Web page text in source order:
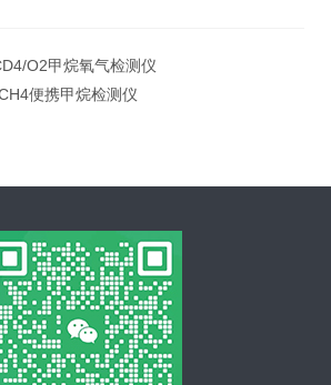
O2甲烷氧气检测仪
便携甲烷检测仪